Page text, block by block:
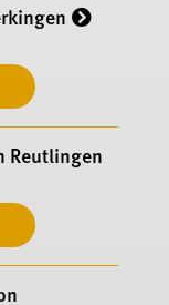
Reutlingen